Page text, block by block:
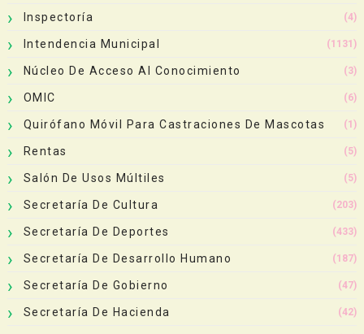
Inspectoría (4)
Intendencia Municipal (1131)
Núcleo De Acceso Al Conocimiento (3)
OMIC (6)
Quirófano Móvil Para Castraciones De Mascotas (1)
Rentas (5)
Salón De Usos Múltiles (5)
Secretaría De Cultura (203)
Secretaría De Deportes (433)
Secretaría De Desarrollo Humano (187)
Secretaría De Gobierno (47)
Secretaría De Hacienda (42)